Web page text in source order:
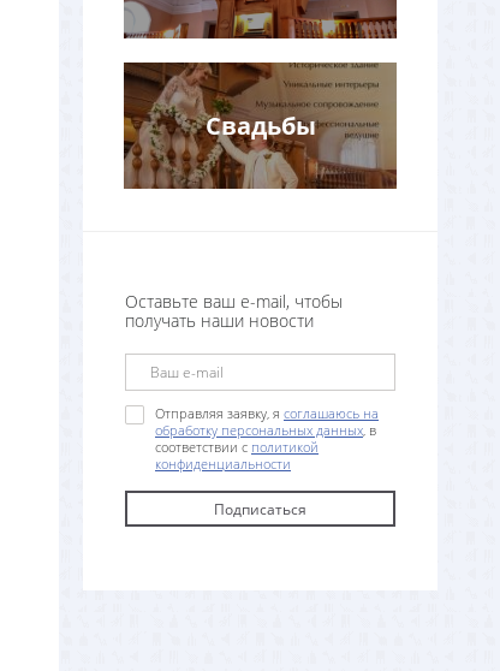
Свадьбы
Оставьте ваш e-mail, чтобы
получать наши новости
Отправляя заявку, я соглашаюсь на
обработку персональных данных, в
соответствии с политикой
конфиденциальности